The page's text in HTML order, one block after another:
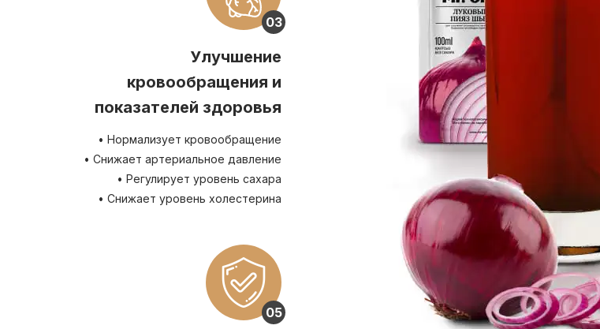
03
Улучшение
кровообращения и
показателей здоровья
• Нормализует кровообращение
• Снижает артериальное давление
• Регулирует уровень сахара
• Снижает уровень холестерина
05